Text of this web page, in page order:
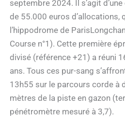
septembre 2024. Il s’agit
de 55.000 euros d’allocations,
l’hippodrome de
Course n°1). Cette première
divisé (référence +21) a réuni
ans. Tous ces pur-sang
13h55 sur le parcours corde à
mètres de la piste en gazon
pénétromètre mesuré à 3,7).